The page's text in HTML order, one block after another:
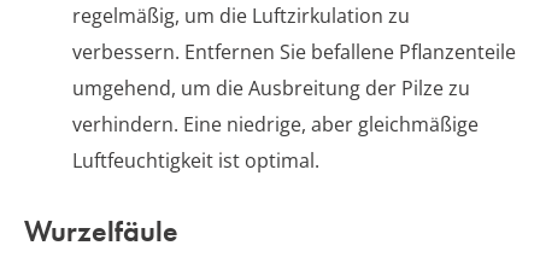
regelmäßig, um die Luftzirkulation zu
verbessern. Entfernen Sie befallene Pflanzenteile
umgehend, um die Ausbreitung der Pilze zu
verhindern. Eine niedrige, aber gleichmäßige
Luftfeuchtigkeit ist optimal.
Wurzelfäule